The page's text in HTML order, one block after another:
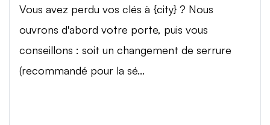
Vous avez perdu vos clés à {city} ? Nous
ouvrons d'abord votre porte, puis vous
conseillons : soit un changement de serrure
(recommandé pour la sé...